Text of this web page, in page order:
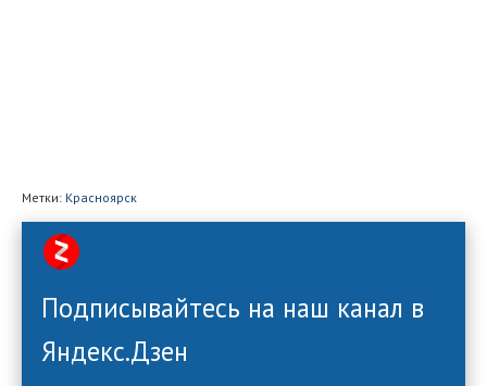
Метки: Красноярск
Подписывайтесь на наш канал в
Яндекс.Дзен